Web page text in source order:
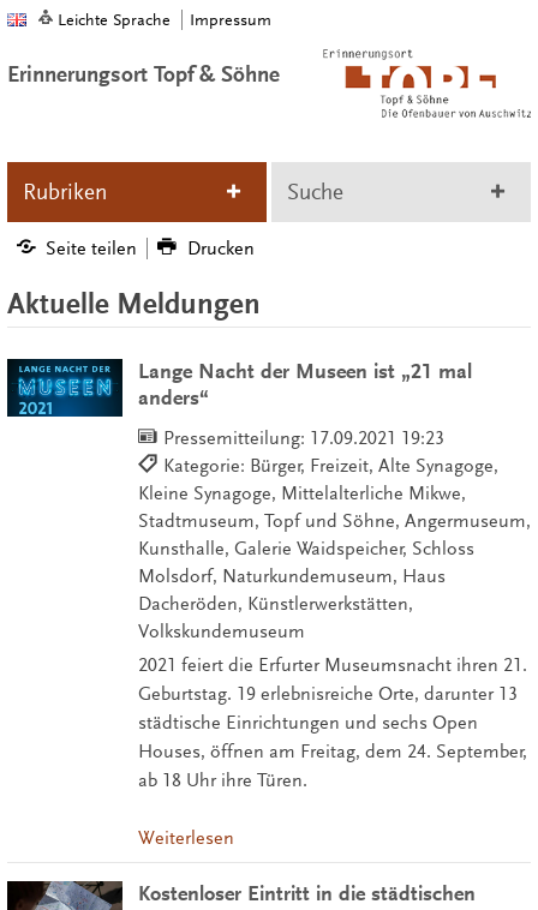
Leichte Sprache Impressum
Erinnerungsort Topf & Söhne
Rubriken Suche
Seite teilen Drucken
Aktuelle Meldungen
Lange Nacht der Museen ist „21 mal
anders“
Pressemitteilung: 17.09.2021 19:23
Kategorie: Bürger, Freizeit, Alte Synagoge,
Kleine Synagoge, Mittelalterliche Mikwe,
Stadtmuseum, Topf und Söhne, Angermuseum,
Kunsthalle, Galerie Waidspeicher, Schloss
Molsdorf, Naturkundemuseum, Haus
Dacheröden, Künstlerwerkstätten,
Volkskundemuseum
2021 feiert die Erfurter Museumsnacht ihren 21.
Geburtstag. 19 erlebnisreiche Orte, darunter 13
städtische Einrichtungen und sechs Open
Houses, öffnen am Freitag, dem 24. September,
ab 18 Uhr ihre Türen.
Weiterlesen
Kostenloser Eintritt in die städtischen